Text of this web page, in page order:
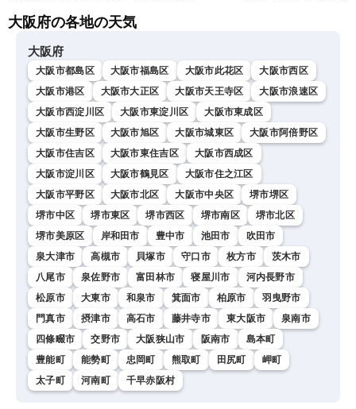
が直撃〈ウェザーニュース
田竜也〉
大阪府の各地の天気
大阪府
大阪市都島区 大阪市福島区 大阪市此花区
大阪市西区
大阪市港区
大阪市大正区 大阪市天王寺区
大阪市浪速区
大阪市西淀川区
大阪市東淀川区
大阪市東成区
大阪市生野区
大阪市旭区 大阪市城東区
大阪市阿倍野区
大阪市住吉区
大阪市東住吉区
大阪市西成区
大阪市淀川区
大阪市鶴見区
大阪市住之江区
大阪市平野区
大阪市北区 大阪市中央区
堺市堺区
堺市中区
堺市東区 堺市西区 堺市南区
堺市北区
堺市美原区
岸和田市 豊中市 池田市
吹田市
泉大津市
高槻市 貝塚市 守口市 枚方市
茨木市
八尾市
泉佐野市 富田林市 寝屋川市
河内長野市
松原市
大東市 和泉市 箕面市 柏原市
羽曳野市
門真市
摂津市 高石市 藤井寺市 東大阪市
泉南市
四條畷市
交野市 大阪狭山市 阪南市
島本町
豊能町
能勢町 忠岡町 熊取町 田尻町
岬町
太子町
河南町 千早赤阪村